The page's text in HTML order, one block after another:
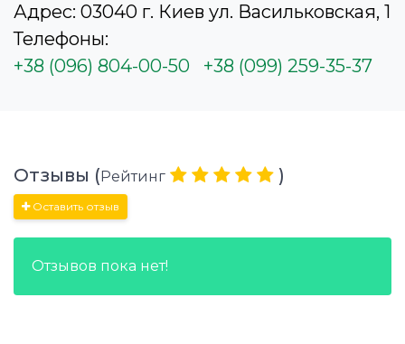
Адрес: 03040 г. Киев ул. Васильковская, 1
Телефоны:
+38 (096) 804-00-50
+38 (099) 259-35-37
Отзывы ( Рейтинг )
Оставить отзыв
Отзывов пока нет!